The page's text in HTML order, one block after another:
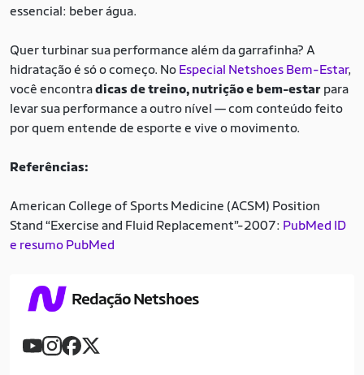
essencial: beber água.
Quer turbinar sua performance além da garrafinha? A
hidratação é só o começo. No Especial Netshoes Bem-Estar,
você encontradicas de treino, nutrição e bem-estar para
levar sua performance a outro nível — com conteúdo feito
por quem entende de esporte e vive o movimento.
Referências:
American College of Sports Medicine (ACSM) Position
Stand “Exercise and Fluid Replacement”-2007: PubMed ID
e resumo PubMed
Redação Netshoes